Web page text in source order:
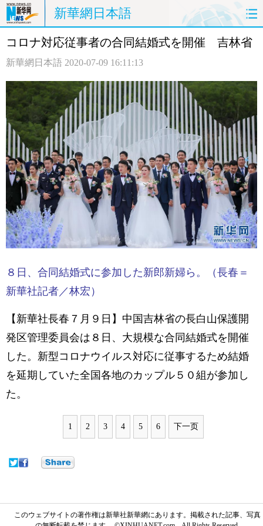
新華網日本語
ホームページ 政治 経済
観光 評論 写真
中日対訳
コロナ対応従事者の合同結婚式を開催 吉林省
新華網日本語 2020-07-09 16:11:13
８日、合同結婚式に参加した新郎新婦ら。（長春＝
新華社記者／林宏）
【新華社長春７月９日】中国吉林省の長白山保護開
発区管理委員会は８日、大規模な合同結婚式を開催
した。新型コロナウイルス対応に従事するため結婚
を延期していた全国各地のカップル５０組が参加し
た。
1 2 3 4 5 6 下一页
このウェブサイトの著作権は新華社新華網にあります。掲載された記事、写真